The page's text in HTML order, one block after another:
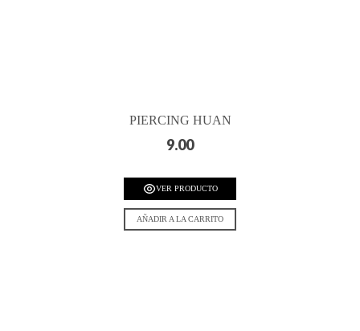
PIERCING HUAN
9.00
VER PRODUCTO
AÑADIR A LA CARRITO